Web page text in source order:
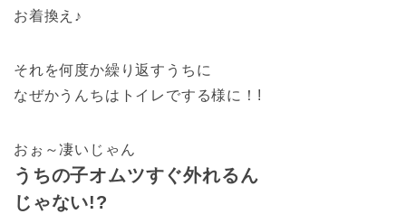
お着換え♪
それを何度か繰り返すうちに
なぜかうんちはトイレでする様に！!
おぉ～凄いじゃん
うちの子オムツすぐ外れるん
じゃない!?